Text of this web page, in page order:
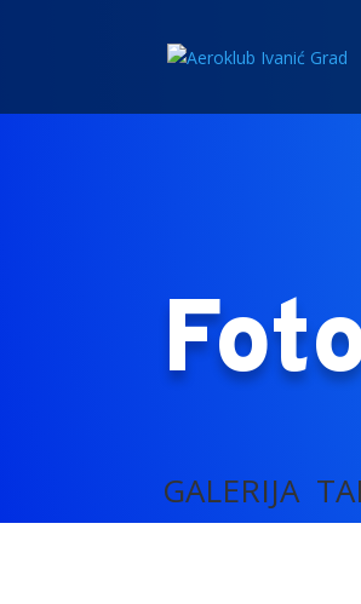
GALERIJA